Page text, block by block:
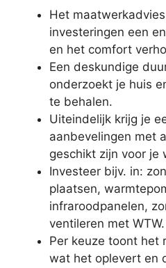
Het
investeringen een
en het comfort
Een deskundige
onderzoekt je huis
te behalen.
Uiteindelijk krijg je
aanbevelingen met
geschikt zijn voor je
Investeer bijv. in:
plaatsen,
infraroodpanelen,
ventileren met WTW.
Per keuze toont het
wat het oplevert en